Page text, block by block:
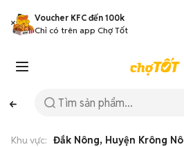
Voucher KFC đến 100k
Chỉ có trên app Chợ Tốt
Khu vực: Đắk Nông, Huyện Krông Nô